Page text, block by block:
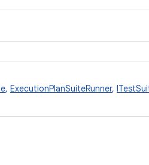
, ExecutionPlanSuiteRunner,